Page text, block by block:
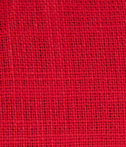
Sezon
Sezon
KADIN
KADIN
Jean Pantolon
Pantolon
Sweatshirt
Gömlek
Bluz